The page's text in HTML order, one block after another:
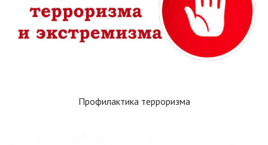
Профилактика терроризма